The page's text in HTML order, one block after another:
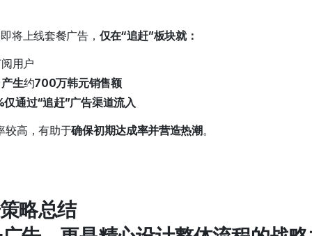
将上线套餐广告， 仅在“追赶”板块就：
用户
产生约700万韩元销售额
通过“追赶”广告渠道流入
较高，有助于确保初期达成率并营造热潮。
略总结